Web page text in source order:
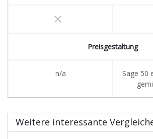
clear
Preisgestaltung
n/a
Sage 50
Weitere interessante